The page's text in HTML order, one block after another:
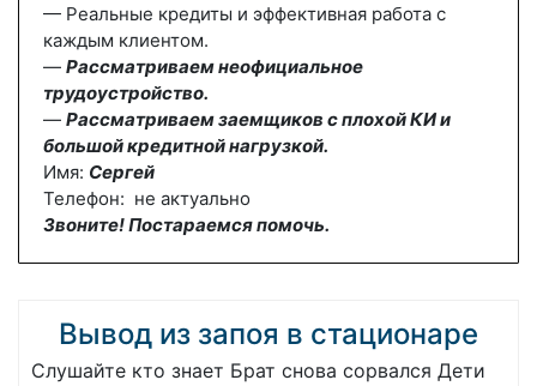
— Реальные кредиты и эффективная работа с
каждым клиентом.
— Рассматриваем неофициальное
трудоустройство.
— Рассматриваем заемщиков с плохой КИ и
большой кредитной нагрузкой.
Имя: Сергей
Телефон: не актуально
Звоните! Постараемся помочь.
Вывод из запоя в стационаре
Слушайте кто знает Брат снова сорвался Дети